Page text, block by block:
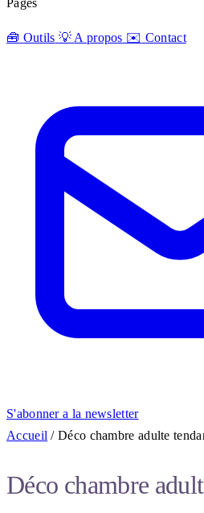
Pages
🧰 Outils 💡 A propos ✉️ Contact
S'abonner a la newsletter
Accueil / Déco chambre adulte
Déco chambre